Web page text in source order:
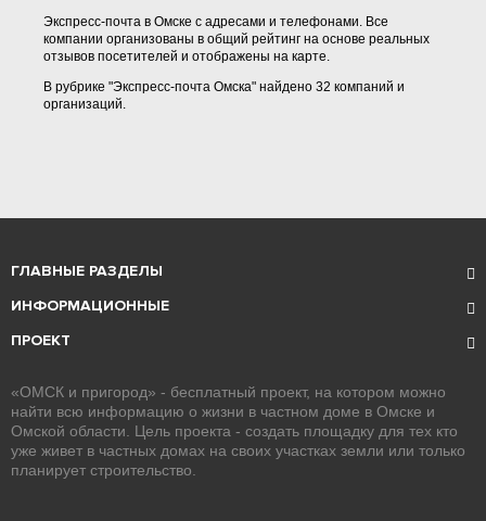
Экспресс-почта в Омске с адресами и телефонами. Все
компании организованы в общий рейтинг на основе реальных
отзывов посетителей и отображены на карте.
В рубрике "Экспресс-почта Омска" найдено 32 компаний и
организаций.
ГЛАВНЫЕ РАЗДЕЛЫ
ИНФОРМАЦИОННЫЕ
ПРОЕКТ
«ОМСК и пригород» - бесплатный проект, на котором можно
найти всю информацию о жизни в частном доме в Омске и
Омской области. Цель проекта - создать площадку для тех кто
уже живет в частных домах на своих участках земли или только
планирует строительство.